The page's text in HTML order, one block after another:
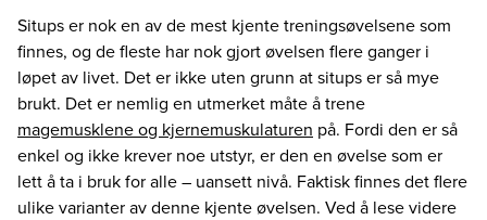
Situps er nok en av de mest kjente treningsøvelsene som
finnes, og de fleste har nok gjort øvelsen flere ganger i
løpet av livet. Det er ikke uten grunn at situps er så mye
brukt. Det er nemlig en utmerket måte å trene
magemusklene og kjernemuskulaturen på. Fordi den er så
enkel og ikke krever noe utstyr, er den en øvelse som er
lett å ta i bruk for alle – uansett nivå. Faktisk finnes det flere
ulike varianter av denne kjente øvelsen. Ved å lese videre